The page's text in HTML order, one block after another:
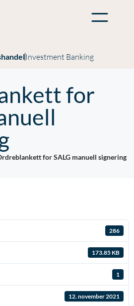
Investment Banking
for
for SALG manuell signering
286
173.85 KB
1
12. november 2021